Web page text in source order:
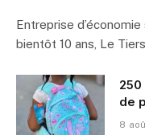
Entreprise
bientôt 10 ans, Le
de
8